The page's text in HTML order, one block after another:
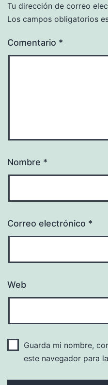
Tu dirección de correo
Los campos obligatorios
Comentario *
Nombre *
Correo electrónico *
Web
Guarda mi nombre,
este navegador para